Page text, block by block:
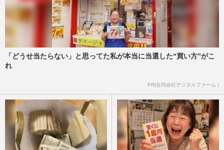
「どうせ当たらない」と思ってた私が本当に当選した“買い方”がこ
れ
PR(合同会社デジタルファーム )